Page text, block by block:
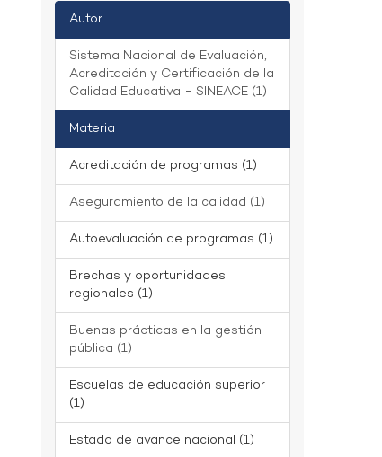
Autor
Sistema Nacional de Evaluación,
Acreditación y Certificación de la
Calidad Educativa - SINEACE (1)
Materia
Acreditación de programas (1)
Aseguramiento de la calidad (1)
Autoevaluación de programas (1)
Brechas y oportunidades
regionales (1)
Buenas prácticas en la gestión
pública (1)
Escuelas de educación superior
(1)
Estado de avance nacional (1)